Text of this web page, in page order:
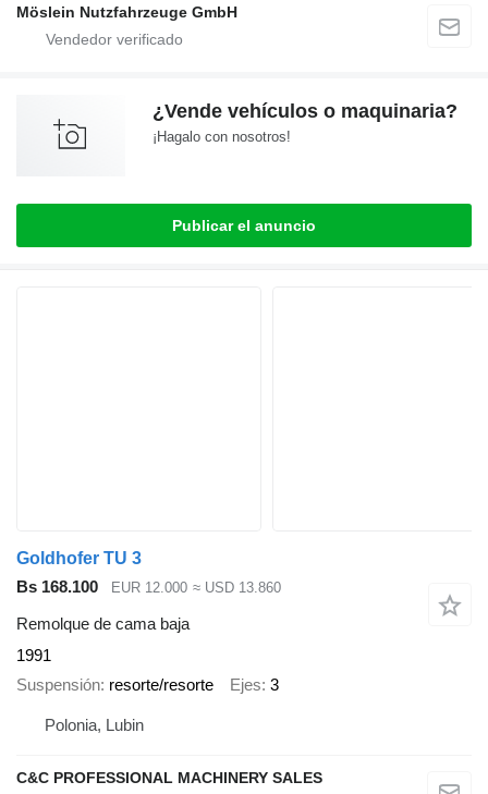
Möslein Nutzfahrzeuge GmbH
¿Vende vehículos o maquinaria?
¡Hagalo con nosotros!
Publicar el anuncio
Goldhofer TU 3
Bs 168.100
EUR 12.000 ≈ USD 13.860
Remolque de cama baja
1991
Suspensión resorte/resorte Ejes 3
Polonia, Lubin
C&C PROFESSIONAL MACHINERY SALES